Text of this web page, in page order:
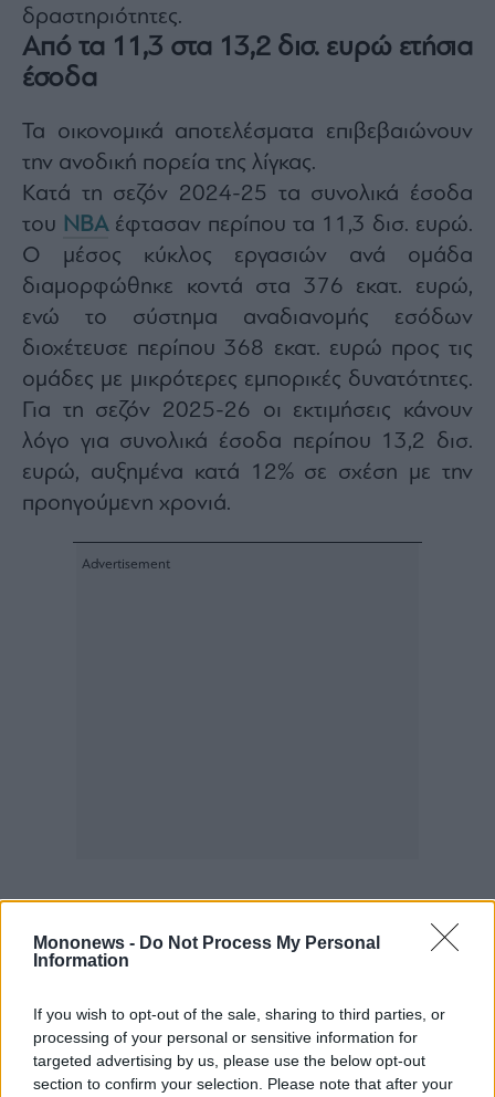
Mononews - Do Not Process My Personal
Information
If you wish to opt-out of the sale, sharing to third parties, or
processing of your personal or sensitive information for
targeted advertising by us, please use the below opt-out
section to confirm your selection. Please note that after your
δραστηριότητες.
Από τα 11,3 στα 13,2 δισ. ευρώ ετήσια
έσοδα
Τα οικονομικά αποτελέσματα επιβεβαιώνουν
την ανοδική πορεία της λίγκας.
Κατά τη σεζόν 2024-25 τα συνολικά έσοδα
του NBAέφτασαν περίπου τα 11,3 δισ. ευρώ.
Ο μέσος κύκλος εργασιών ανά ομάδα
διαμορφώθηκε κοντά στα 376 εκατ. ευρώ,
ενώ το σύστημα αναδιανομής εσόδων
διοχέτευσε περίπου 368 εκατ. ευρώ προς τις
ομάδες με μικρότερες εμπορικές δυνατότητες.
Για τη σεζόν 2025-26 οι εκτιμήσεις κάνουν
λόγο για συνολικά έσοδα περίπου 13,2 δισ.
ευρώ, αυξημένα κατά 12% σε σχέση με την
προηγούμενη χρονιά.